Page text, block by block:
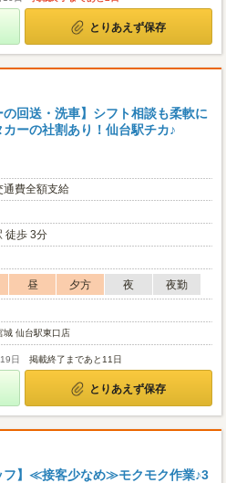
とりあえず保存
の回送・洗車】シフト相談も柔軟に
ーの社割あり！仙台駅チカ♪
費全額支給
徒歩 3分
昼 夕方 夜
夜勤
城 仙台駅東口店
日 掲載終了まであと11日
とりあえず保存
フ】≪接客少なめ≫モクモク作業♪3